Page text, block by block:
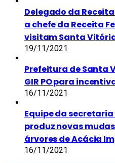
Delegado da
a chefe da Receita
visitam Santa
19/11/2021
Prefeitura de Santa
GIR PO para
16/11/2021
Equipe da
produz novas
árvores de Acácia
16/11/2021